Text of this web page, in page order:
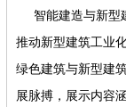
智能建造与新型
推动新型建筑工业
绿色建筑与新型建
展脉搏，展示内容